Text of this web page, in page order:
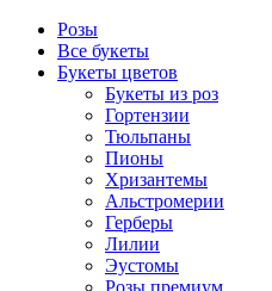
Розы
Все букеты
Букеты цветов
Букеты из роз
Гортензии
Тюльпаны
Пионы
Хризантемы
Альстромерии
Герберы
Лилии
Эустомы
Розы премиум